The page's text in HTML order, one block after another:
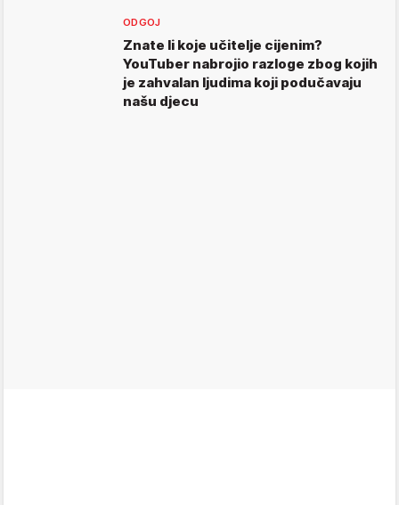
ODGOJ
Znate li koje učitelje cijenim?
YouTuber nabrojio razloge zbog kojih
je zahvalan ljudima koji podučavaju
našu djecu